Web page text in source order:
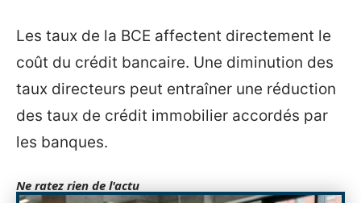
Les taux de la BCE affectent directement le
coût du crédit bancaire. Une diminution des
taux directeurs peut entraîner une réduction
des taux de crédit immobilier accordés par
les banques.
Ne ratez rien de l'actu